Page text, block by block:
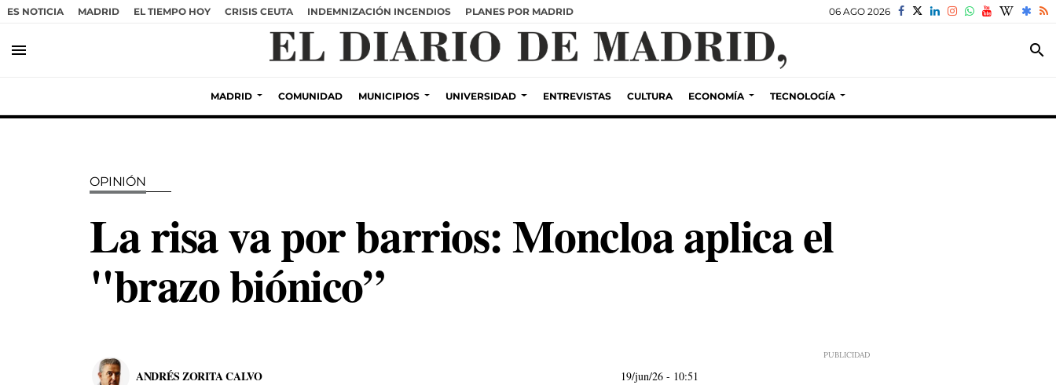
ES NOTICIA MADRID EL TIEMPO HOY CRISIS CEUTA INDEMNIZACIÓN INCENDIOS PLANES POR MADRID 06 AGO 2026
menu search
MADRID COMUNIDAD MUNICIPIOS UNIVERSIDAD ENTREVISTAS CULTURA ECONOMÍA TECNOLOGÍA
OPINIÓN
La risa va por barrios: Moncloa aplica el
"brazo biónico”
ANDRÉS ZORITA CALVO 19/jun/26 - 10:51